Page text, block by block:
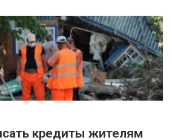
кредиты жителям